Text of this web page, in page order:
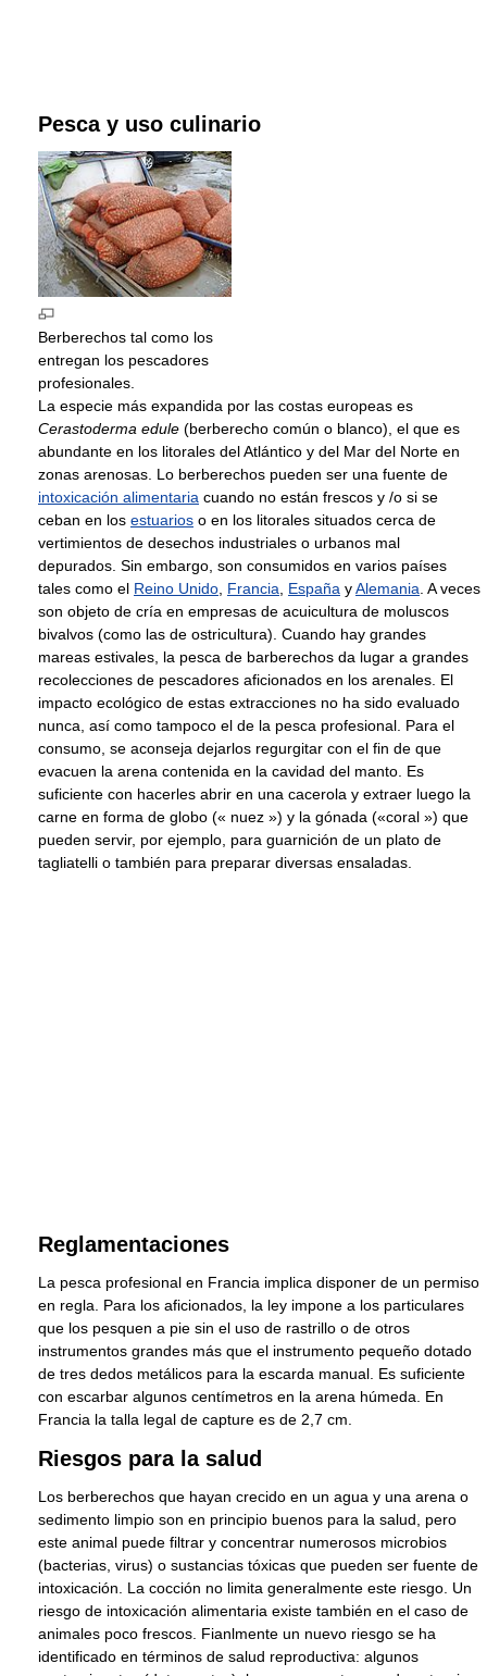
Pesca y uso culinario
Berberechos tal como los
entregan los pescadores
profesionales.
La especie más expandida por las costas europeas es
Cerastoderma edule (berberecho común o blanco), el que es
abundante en los litorales del Atlántico y del Mar del Norte en
zonas arenosas. Lo berberechos pueden ser una fuente de
intoxicación alimentaria cuando no están frescos y /o si se
ceban en los estuarios o en los litorales situados cerca de
vertimientos de desechos industriales o urbanos mal
depurados. Sin embargo, son consumidos en varios países
tales como el Reino Unido Francia España yAlemania . A veces
son objeto de cría en empresas de acuicultura de moluscos
bivalvos (como las de ostricultura). Cuando hay grandes
mareas estivales, la pesca de barberechos da lugar a grandes
recolecciones de pescadores aficionados en los arenales. El
impacto ecológico de estas extracciones no ha sido evaluado
nunca, así como tampoco el de la pesca profesional. Para el
consumo, se aconseja dejarlos regurgitar con el fin de que
evacuen la arena contenida en la cavidad del manto. Es
suficiente con hacerles abrir en una cacerola y extraer luego la
carne en forma de globo (« nuez ») y la gónada («coral ») que
pueden servir, por ejemplo, para guarnición de un plato de
tagliatelli o también para preparar diversas ensaladas.
Reglamentaciones
La pesca profesional en Francia implica disponer de un permiso
en regla. Para los aficionados, la ley impone a los particulares
que los pesquen a pie sin el uso de rastrillo o de otros
instrumentos grandes más que el instrumento pequeño dotado
de tres dedos metálicos para la escarda manual. Es suficiente
con escarbar algunos centímetros en la arena húmeda. En
Francia la talla legal de capture es de 2,7 cm.
Riesgos para la salud
Los berberechos que hayan crecido en un agua y una arena o
sedimento limpio son en principio buenos para la salud, pero
este animal puede filtrar y concentrar numerosos microbios
(bacterias, virus) o sustancias tóxicas que pueden ser fuente de
intoxicación. La cocción no limita generalmente este riesgo. Un
riesgo de intoxicación alimentaria existe también en el caso de
animales poco frescos. Fianlmente un nuevo riesgo se ha
identificado en términos de salud reproductiva: algunos